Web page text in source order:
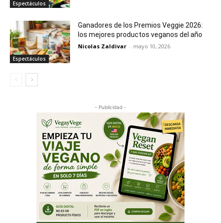
Espectáculos
Espectáculos
Ganadores de los Premios Veggie 2026:
los mejores productos veganos del año
Nicolas Zaldivar - mayo 10, 2026
- Publicidad -